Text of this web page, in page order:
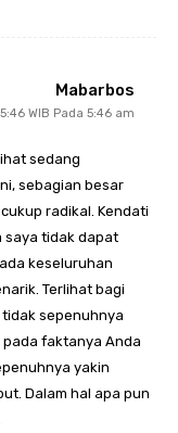
Mabarbos
WIB Pada 5:46 am
sedang
sebagian besar
radikal. Kendati
saya tidak dapat
keseluruhan
Terlihat bagi
sepenuhnya
faktanya Anda
yakin
Dalam hal apa pun